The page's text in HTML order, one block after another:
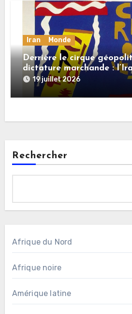
Iran Monde
Derrière le cirque
dictature marchande :
dupe en date
19 juillet 2026
Rechercher
Afrique du Nord
Afrique noire
Amérique latine